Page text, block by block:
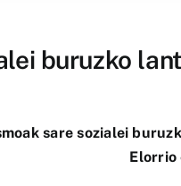
buruzko
sare sozialei
Elorrio